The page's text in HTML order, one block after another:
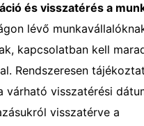
és visszatérés a
lévő
kapcsolatban kell
Rendszeresen
várható visszatérési
visszatérve a